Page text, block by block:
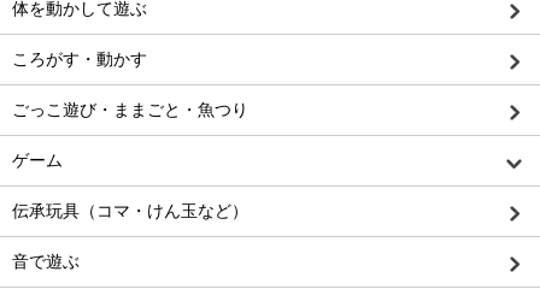
体を動かして遊ぶ
ころがす・動かす
ごっこ遊び・ままごと・魚つり
ゲーム
伝承玩具（コマ・けん玉など）
音で遊ぶ